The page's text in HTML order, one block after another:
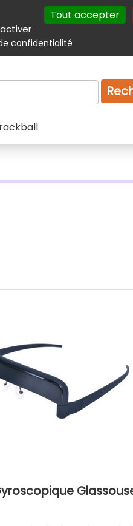
Tout accepter
confidentialité
Autres services Plan du
Emploi Droit